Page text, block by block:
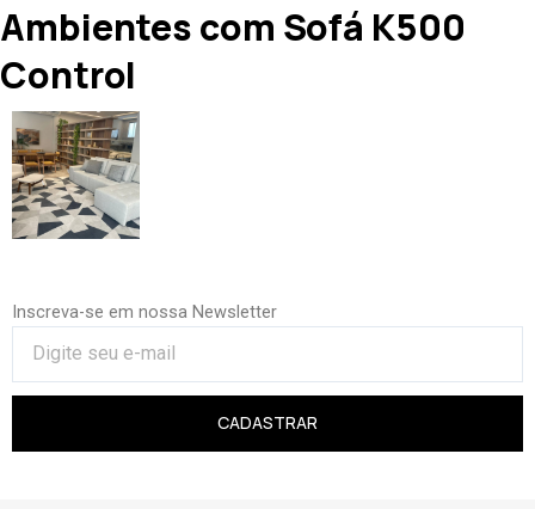
Ambientes com Sofá K500
Control
Inscreva-se em nossa Newsletter
CADASTRAR